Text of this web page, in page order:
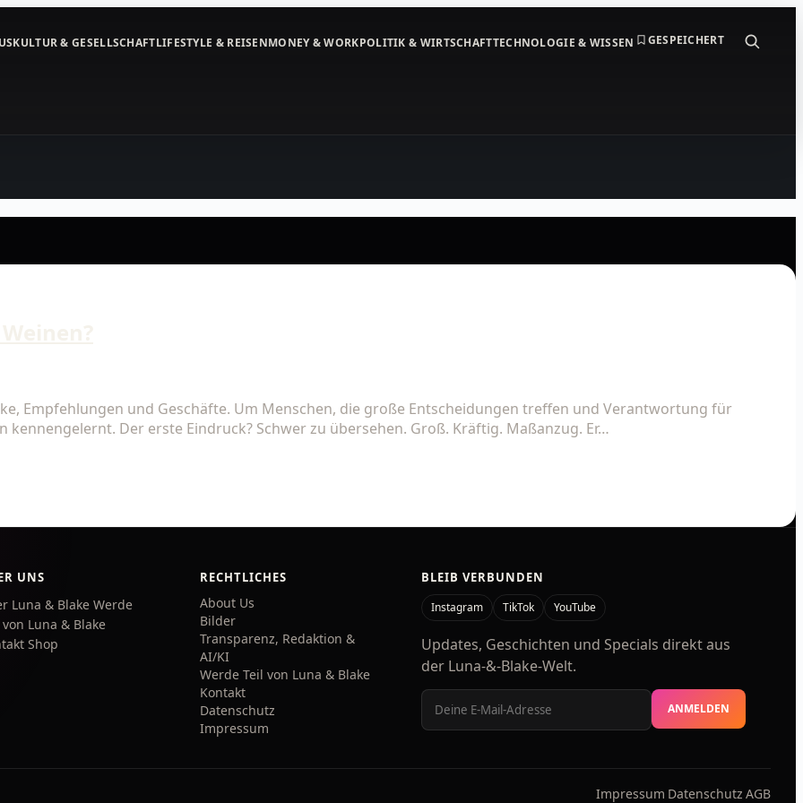
KULTUR & GESELLSCHAFTLIFESTYLE & REISENMONEY & WORKPOLITIK & WIRTSCHAFTTECHNOLOGIE & WISSEN GESPEICHERT
Empfehlungen und Geschäfte. Um Menschen, die große Entscheidungen treffen und Verantwortung für
Der erste Eindruck? Schwer zu übersehen. Groß. Kräftig. Maßanzug. Er…
UNS
Luna & Blake Werde
von Luna & Blake
Shop
RECHTLICHES
About Us
Bilder
Transparenz, Redaktion &
AI/KI
Werde Teil von Luna & Blake
Kontakt
Datenschutz
Impressum
BLEIB VERBUNDEN
Instagram TikTok YouTube
Updates, Geschichten und Specials direkt aus
der Luna-&-Blake-Welt.
E-
Mail-
Adresse
ANMELDEN
Impressum Datenschutz AGB